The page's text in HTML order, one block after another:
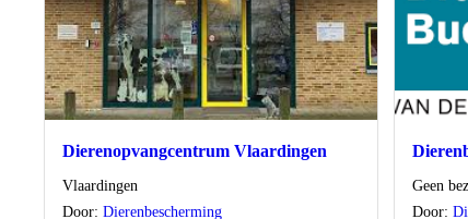
Dierenopvangcentrum Vlaardingen
Locatie
Vlaardingen
Door: Dierenbescherming
Locatie
Geen
Door: